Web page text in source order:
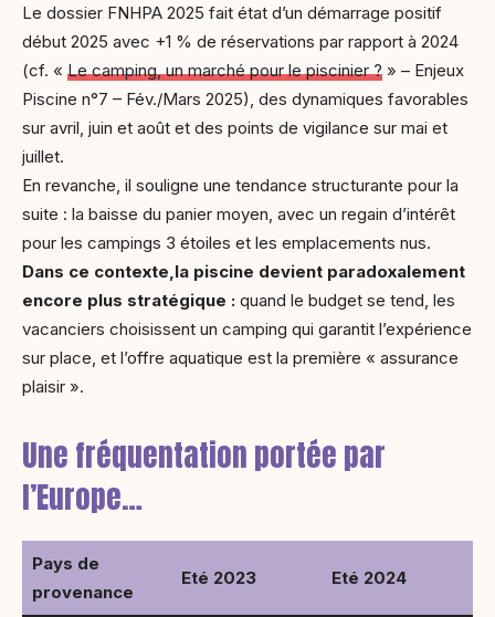
Le dossier FNHPA 2025 fait état d’un démarrage positif
début 2025 avec +1 % de réservations par rapport à 2024
(cf. « Le camping, un marché pour le piscinier ? » – Enjeux
Piscine n°7 – Fév./Mars 2025), des dynamiques favorables
sur avril, juin et août et des points de vigilance sur mai et
juillet.
En revanche, il souligne une tendance structurante pour la
suite : la baisse du panier moyen, avec un regain d’intérêt
pour les campings 3 étoiles et les emplacements nus.
Dans ce contexte,la piscine devient paradoxalement
encore plus stratégique : quand le budget se tend, les
vacanciers choisissent un camping qui garantit l’expérience
sur place, et l’offre aquatique est la première « assurance
plaisir ».
Une fréquentation portée par
l’Europe…
Pays de
provenance
Eté 2023 Eté 2024